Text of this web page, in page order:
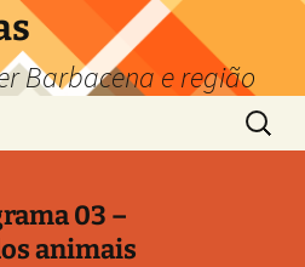
Barbacena e região
por:
03 –
animais